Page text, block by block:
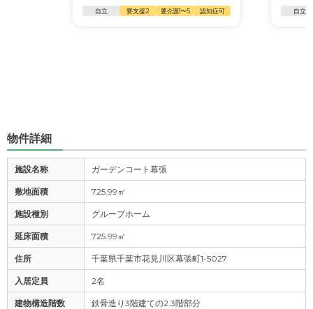
自立 要支援2 要介護1〜5 認知症可 自立
物件詳細
施設名称 ガーデンコート幕張
敷地面積 725.99㎡
施設種別 グループホーム
延床面積 725.99㎡
住所 千葉県千葉市花見川区幕張町1-5027
入居定員 2名
建物構造階数 鉄骨造り3階建ての2.3階部分